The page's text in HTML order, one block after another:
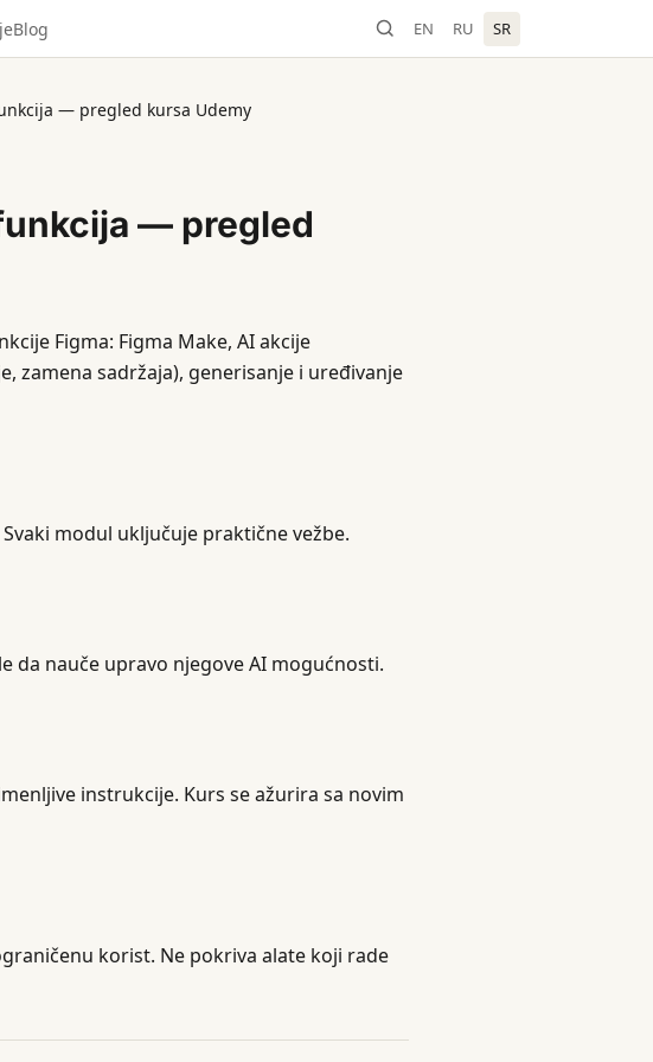
Blog EN RU SR
— pregled kursa Udemy
— pregled
Figma: Figma Make, AI akcije
zamena sadržaja), generisanje i uređivanje
modul uključuje praktične vežbe.
da nauče upravo njegove AI mogućnosti.
instrukcije. Kurs se ažurira sa novim
korist. Ne pokriva alate koji rade